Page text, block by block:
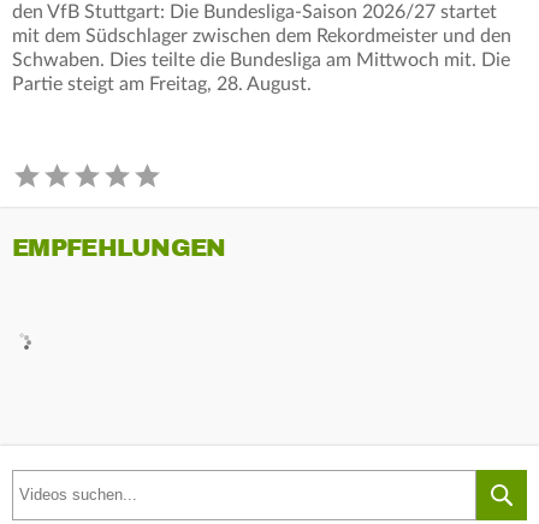
den VfB Stuttgart: Die Bundesliga-Saison 2026/27 startet
mit dem Südschlager zwischen dem Rekordmeister und den
Schwaben. Dies teilte die Bundesliga am Mittwoch mit. Die
Partie steigt am Freitag, 28. August.
EMPFEHLUNGEN